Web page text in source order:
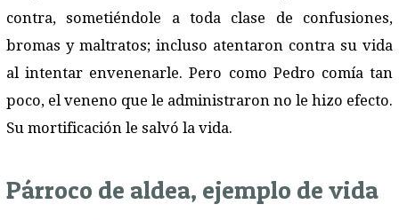
contra, sometiéndole a toda clase de confusiones,
bromas y maltratos; incluso atentaron contra su vida
al intentar envenenarle. Pero como Pedro comía tan
poco, el veneno que le administraron no le hizo efecto.
Su mortificación le salvó la vida.
Párroco de aldea, ejemplo de vida